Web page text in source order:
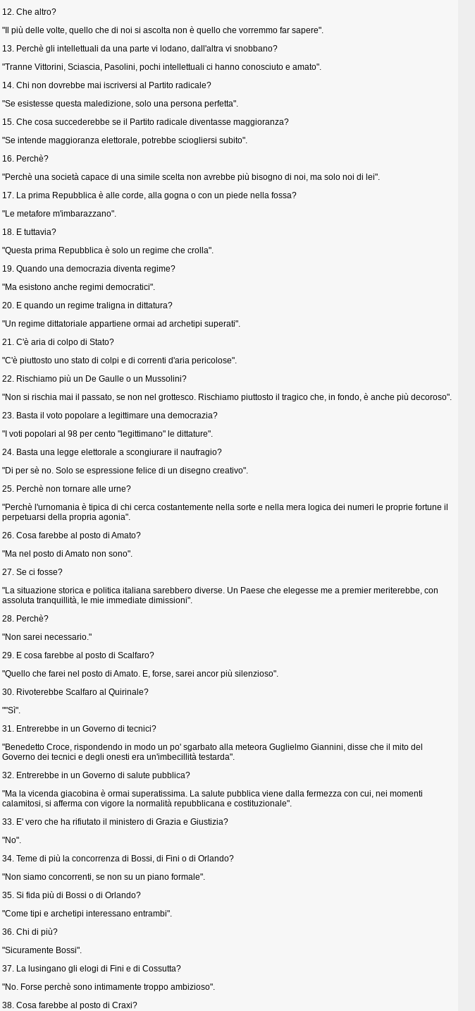
12. Che altro?
"Il più delle volte, quello che di noi si ascolta non è quello che vorremmo far sapere".
13. Perchè gli intellettuali da una parte vi lodano, dall'altra vi snobbano?
"Tranne Vittorini, Sciascia, Pasolini, pochi intellettuali ci hanno conosciuto e amato".
14. Chi non dovrebbe mai iscriversi al Partito radicale?
"Se esistesse questa maledizione, solo una persona perfetta".
15. Che cosa succederebbe se il Partito radicale diventasse maggioranza?
"Se intende maggioranza elettorale, potrebbe sciogliersi subito".
16. Perchè?
"Perchè una società capace di una simile scelta non avrebbe più bisogno di noi, ma solo noi di lei".
17. La prima Repubblica è alle corde, alla gogna o con un piede nella fossa?
"Le metafore m'imbarazzano".
18. E tuttavia?
"Questa prima Repubblica è solo un regime che crolla".
19. Quando una democrazia diventa regime?
"Ma esistono anche regimi democratici".
20. E quando un regime traligna in dittatura?
"Un regime dittatoriale appartiene ormai ad archetipi superati".
21. C'è aria di colpo di Stato?
"C'è piuttosto uno stato di colpi e di correnti d'aria pericolose".
22. Rischiamo più un De Gaulle o un Mussolini?
"Non si rischia mai il passato, se non nel grottesco. Rischiamo piuttosto il tragico che, in fondo, è anche più decoroso".
23. Basta il voto popolare a legittimare una democrazia?
"I voti popolari al 98 per cento "legittimano" le dittature".
24. Basta una legge elettorale a scongiurare il naufragio?
"Di per sè no. Solo se espressione felice di un disegno creativo".
25. Perchè non tornare alle urne?
"Perchè l'urnomania è tipica di chi cerca costantemente nella sorte e nella mera logica dei numeri le proprie fortune il
perpetuarsi della propria agonia".
26. Cosa farebbe al posto di Amato?
"Ma nel posto di Amato non sono".
27. Se ci fosse?
"La situazione storica e politica italiana sarebbero diverse. Un Paese che elegesse me a premier meriterebbe, con
assoluta tranquillità, le mie immediate dimissioni".
28. Perchè?
"Non sarei necessario."
29. E cosa farebbe al posto di Scalfaro?
"Quello che farei nel posto di Amato. E, forse, sarei ancor più silenzioso".
30. Rivoterebbe Scalfaro al Quirinale?
""Sì".
31. Entrerebbe in un Governo di tecnici?
"Benedetto Croce, rispondendo in modo un po' sgarbato alla meteora Guglielmo Giannini, disse che il mito del
Governo dei tecnici e degli onesti era un'imbecillità testarda".
32. Entrerebbe in un Governo di salute pubblica?
"Ma la vicenda giacobina è ormai superatissima. La salute pubblica viene dalla fermezza con cui, nei momenti
calamitosi, si afferma con vigore la normalità repubblicana e costituzionale".
33. E' vero che ha rifiutato il ministero di Grazia e Giustizia?
"No".
34. Teme di più la concorrenza di Bossi, di Fini o di Orlando?
"Non siamo concorrenti, se non su un piano formale".
35. Si fida più di Bossi o di Orlando?
"Come tipi e archetipi interessano entrambi".
36. Chi di più?
"Sicuramente Bossi".
37. La lusingano gli elogi di Fini e di Cossutta?
"No. Forse perchè sono intimamente troppo ambizioso".
38. Cosa farebbe al posto di Craxi?